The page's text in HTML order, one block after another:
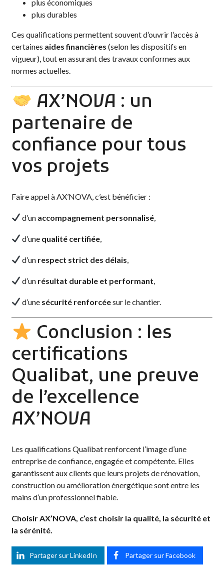
plus économiques
plus durables
Ces qualifications permettent souvent d’ouvrir l’accès à
certaines aides financières (selon les dispositifs en
vigueur), tout en assurant des travaux conformes aux
normes actuelles.
AX’NOVA : un
partenaire de
confiance pour tous
vos projets
Faire appel à AX’NOVA, c’est bénéficier :
d’un accompagnement personnalisé
d’une qualité certifiée
d’un respect strict des délais
d’un résultat durable et performant
d’une sécurité renforcéesur le chantier.
Conclusion : les
certifications
Qualibat, une preuve
de l’excellence
AX’NOVA
Les qualifications Qualibat renforcent l’image d’une
entreprise de confiance, engagée et compétente. Elles
garantissent aux clients que leurs projets de rénovation,
construction ou amélioration énergétique sont entre les
mains d’un professionnel fiable.
Choisir AX’NOVA, c’est choisir la qualité, la sécurité et
la sérénité.
Partager sur LinkedIn Partager sur Facebook